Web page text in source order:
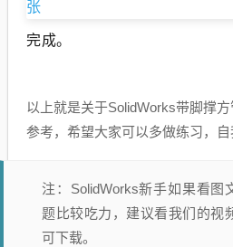
完成。
以上就是关于SolidWorks带脚撑
参考，希望大家可以多做练习，自
注：SolidWorks新手如果看图
题比较吃力，建议看我们的视
可下载。